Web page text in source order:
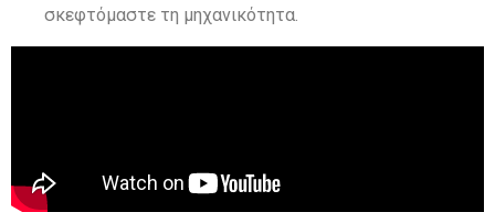
σκεφτόμαστε τη μηχανικότητα.